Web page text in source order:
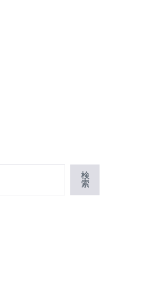
検
索